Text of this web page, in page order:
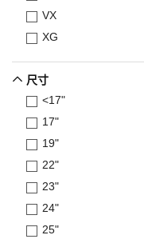
VX
XG
尺寸
<17"
17"
19"
22"
23"
24"
25"